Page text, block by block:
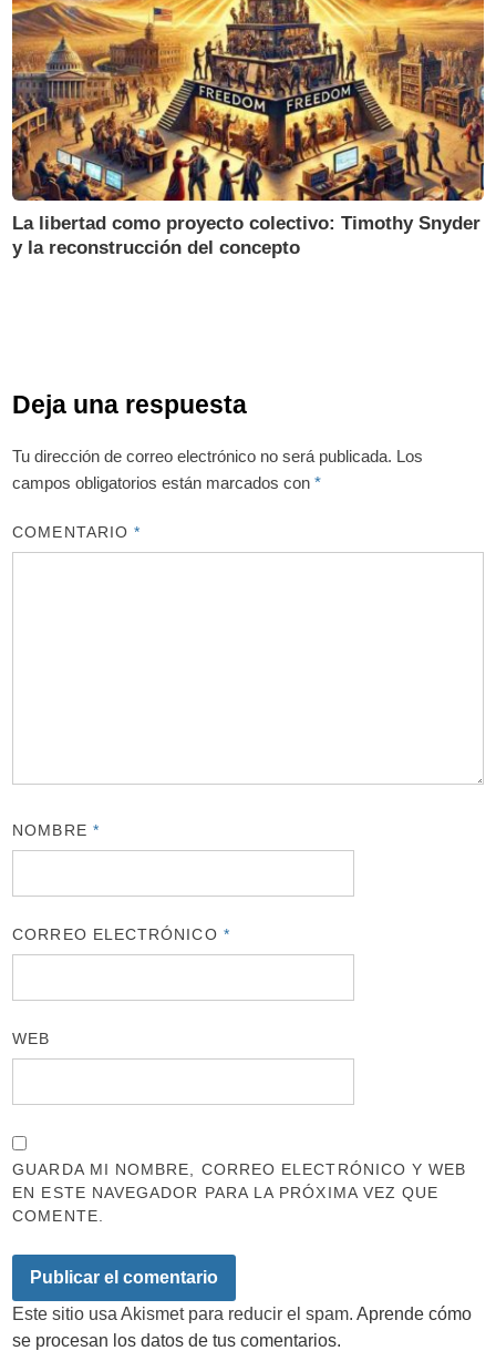
La libertad como proyecto colectivo: Timothy Snyder
y la reconstrucción del concepto
Deja una respuesta
Tu dirección de correo electrónico no será publicada. Los
campos obligatorios están marcados con*
COMENTARIO*
NOMBRE *
CORREO ELECTRÓNICO *
WEB
GUARDA MI NOMBRE, CORREO ELECTRÓNICO Y WEB
EN ESTE NAVEGADOR PARA LA PRÓXIMA VEZ QUE
COMENTE.
Este sitio usa Akismet para reducir el spam.Aprende cómo
se procesan los datos de tus comentarios.